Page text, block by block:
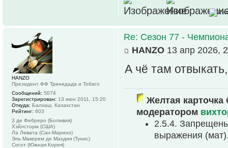
Re: Сезон 77 -
HANZO 13 апр 2026,
А чё там
Желтая карточка
модератором
2.5.4.
выpажения
HANZO
Президент ФФ Тринидада и Тобаго
Сообщений: 5074
Зарегистрирован: 13 июн 2011, 15:20
Откуда: Балхаш, Казахстан
Рейтинг: 603
3 де Фебреро (Боливия)
Хэйлсторм (США)
Ла Левата (Сан-Марино)
Эль Макерем де Махдия (Тунис)
Согот (Южная Корея)